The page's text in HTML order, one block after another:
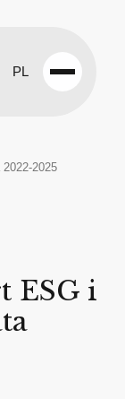
PL
Open
2025
ESG i